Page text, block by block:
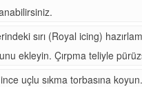
sırı (Royal icing)
ekleyin. Çırpma teliyle
ince uçlu sıkma torbasına